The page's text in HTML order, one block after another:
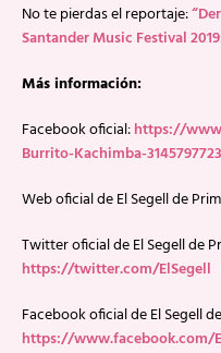
No te pierdas el reportaje:
Santander Music Festival
Más información:
Facebook oficial:https://
Burrito-Kachimba-
Web oficial de El Segell de
Twitter oficial de El Segell de
https://twitter.com/ElSegell
Facebook oficial de El Segell
https://www.facebook.com/